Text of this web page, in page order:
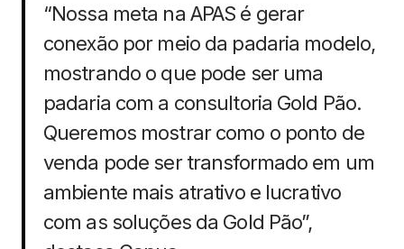
“Nossa meta na APAS é gerar
conexão por meio da padaria modelo,
mostrando o que pode ser uma
padaria com a consultoria Gold Pão.
Queremos mostrar como o ponto de
venda pode ser transformado em um
ambiente mais atrativo e lucrativo
com as soluções da Gold Pão”,